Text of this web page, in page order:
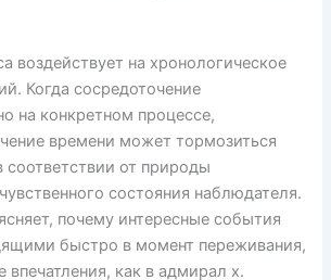
воздействует на хронологическое
Когда сосредоточение
на конкретном процессе,
времени может тормозиться
соответствии от природы
состояния наблюдателя.
почему интересные события
быстро в момент переживания,
впечатления, как в адмирал х.